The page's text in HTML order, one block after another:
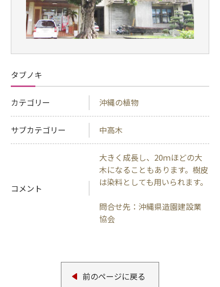
タブノキ
カテゴリー 沖縄の植物
サブカテゴリー 中高木
コメント
大きく成長し、20ｍほどの大
木になることもあります。樹皮
は染料としても用いられます。
問合せ先：沖縄県造園建設業
協会
前のページに戻る